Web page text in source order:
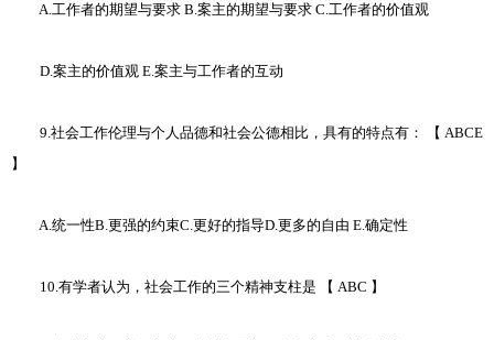
A.工作者的期望与要求 B.案主的期望与要求 C.工作者的价值观
D.案主的价值观 E.案主与工作者的互动
9.社会工作伦理与个人品德和社会公德相比，具有的特点有： 【 ABCE
】
A.统一性B.更强的约束C.更好的指导D.更多的自由 E.确定性
10.有学者认为，社会工作的三个精神支柱是 【 ABC 】